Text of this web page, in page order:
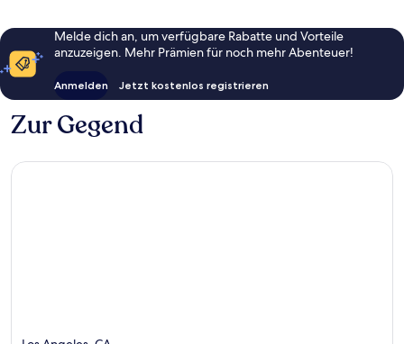
Melde dich an, um verfügbare Rabatte und Vorteile
anzuzeigen. Mehr Prämien für noch mehr Abenteuer!
Anmelden Jetzt kostenlos registrieren
Zur Gegend